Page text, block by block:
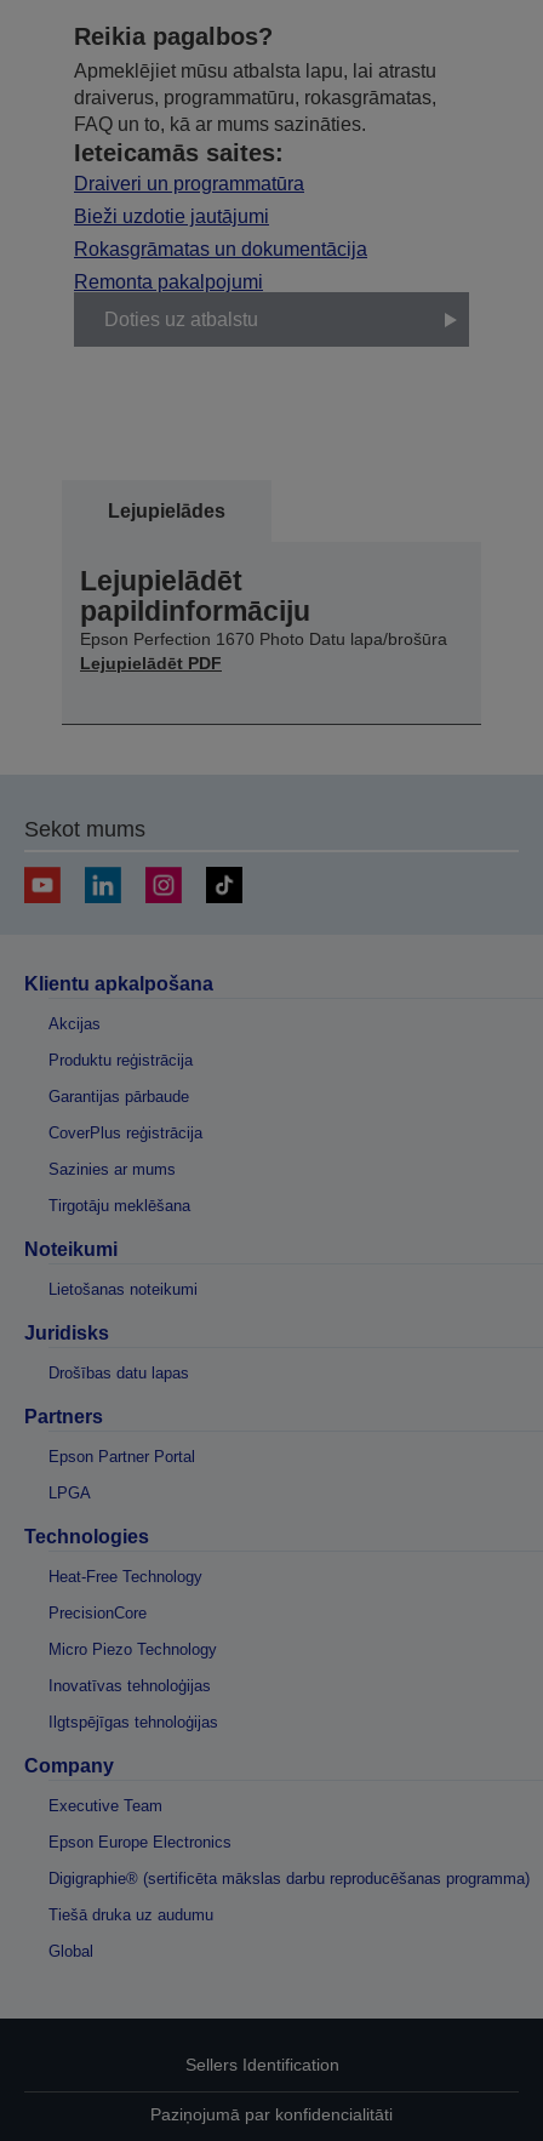
Reikia pagalbos?
Apmeklējiet mūsu atbalsta lapu, lai atrastu
draiverus, programmatūru, rokasgrāmatas,
FAQ un to, kā ar mums sazināties.
Ieteicamās saites:
Draiveri un programmatūra
Bieži uzdotie jautājumi
Rokasgrāmatas un dokumentācija
Remonta pakalpojumi
Doties uz atbalstu
Lejupielādes
Lejupielādēt
papildinformāciju
Epson Perfection 1670 Photo Datu lapa/brošūra
Lejupielādēt PDF
Sekot mums
Klientu apkalpošana
Akcijas
Produktu reģistrācija
Garantijas pārbaude
CoverPlus reģistrācija
Sazinies ar mums
Tirgotāju meklēšana
Noteikumi
Lietošanas noteikumi
Juridisks
Drošības datu lapas
Partners
Epson Partner Portal
LPGA
Technologies
Heat-Free Technology
PrecisionCore
Micro Piezo Technology
Inovatīvas tehnoloģijas
Ilgtspējīgas tehnoloģijas
Company
Executive Team
Epson Europe Electronics
Digigraphie® (sertificēta mākslas darbu reproducēšanas programma)
Tiešā druka uz audumu
Global
Sellers Identification
Paziņojumā par konfidencialitāti